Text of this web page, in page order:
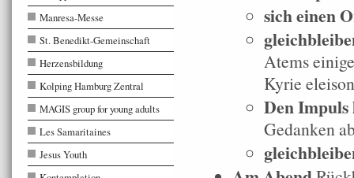
sich einen
Atems
Kyrie
Den Impuls
Gedanken
Manresa-Messe
St. Benedikt-Gemeinschaft
Herzensbildung
Kolping Hamburg Zentral
MAGIS group for young adults
Les Samaritaines
Jesus Youth